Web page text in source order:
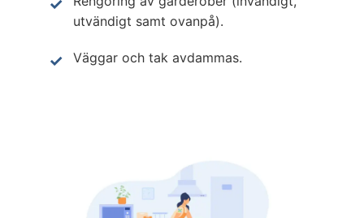
utvändigt samt ovanpå).
Väggar och tak avdammas.